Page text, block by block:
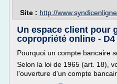
Site : http://
Un espace client pour
copropriété online - D4
Pourquoi un compte bancaire
Selon la loi de 1965 (art. 18),
l'ouverture d'un compte